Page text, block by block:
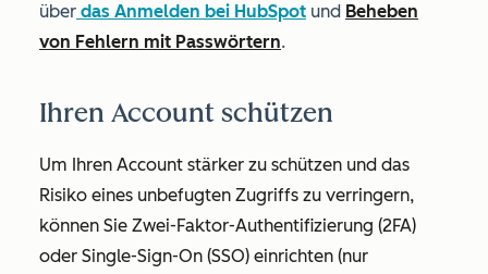
über das Anmelden bei HubSpot und Beheben
von Fehlern mit Passwörtern.
Ihren Account schützen
Um Ihren Account stärker zu schützen und das
Risiko eines unbefugten Zugriffs zu verringern,
können Sie Zwei-Faktor-Authentifizierung (2FA)
oder Single-Sign-On (SSO) einrichten (nur